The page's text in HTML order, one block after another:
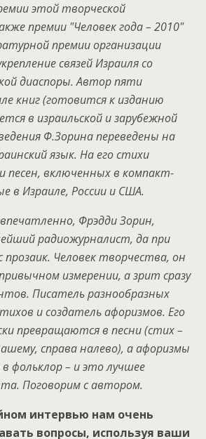
этой творческой
премии "Человек года – 2010"
премии организации
связей Израиля со
диаспоры. Автор пяти
книг (готовится к изданию
в израильской и зарубежной
Ф.Зорина переведены на
язык. На его стихи
песен, включенных в компакт-
в Израиле, России и США.
Фрэдди Зорин,
радиожурналист, да при
Человек творчества, он
измерении, а зрит сразу
Писатель разнообразных
и создатель афоризмов. Его
превращаются в песни (стих –
справа налево), а афоризмы
фольклор – и это лучшее
Поговорим с автором.
интервью нам очень
вопросы, используя ваши